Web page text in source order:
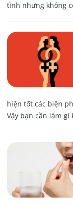
tình nhưng không
hiện tốt các biện
Vậy bạn cần làm